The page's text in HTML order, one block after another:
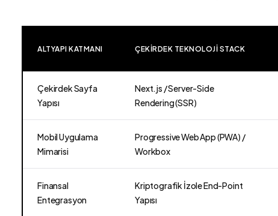
ALTYAPI KATMANI ÇEKIRDEK TEKNOLOJI STACK
Çekirdek Sayfa
Yapısı
Next.js / Server-Side
Rendering (SSR)
Mobil Uygulama
Mimarisi
Progressive Web App (PWA) /
Workbox
Finansal
Entegrasyon
Kriptografik İzole End-Point
Yapısı